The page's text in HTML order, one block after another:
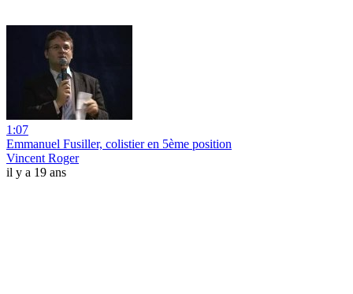
1:07
Emmanuel Fusiller, colistier en 5ème position
Vincent Roger
il y a 19 ans